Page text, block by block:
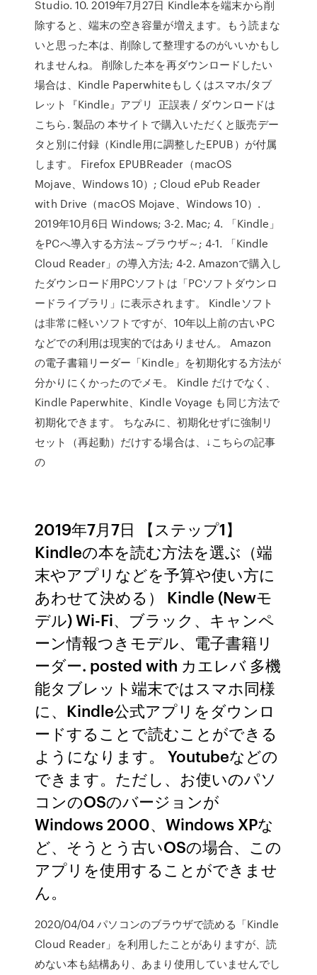
Studio. 10. 2019年7月27日 Kindle本を端末から削
除すると、端末の空き容量が増えます。もう読まな
いと思った本は、削除して整理するのがいいかもし
れませんね。 削除した本を再ダウンロードしたい
場合は、Kindle Paperwhiteもしくはスマホ/タブ
レット『Kindle』アプリ 正誤表 / ダウンロードは
こちら. 製品の 本サイトで購入いただくと販売デー
タと別に付録（Kindle用に調整したEPUB）が付属
します。 Firefox EPUBReader（macOS
Mojave、Windows 10）; Cloud ePub Reader
with Drive（macOS Mojave、Windows 10）.
2019年10月6日 Windows; 3-2. Mac; 4. 「Kindle」
をPCへ導入する方法～ブラウザ～; 4-1. 「Kindle
Cloud Reader」の導入方法; 4-2. Amazonで購入し
たダウンロード用PCソフトは「PCソフトダウンロ
ードライブラリ」に表示されます。 Kindleソフト
は非常に軽いソフトですが、10年以上前の古いPC
などでの利用は現実的ではありません。 Amazon
の電子書籍リーダー「Kindle」を初期化する方法が
分かりにくかったのでメモ。 Kindle だけでなく、
Kindle Paperwhite、Kindle Voyage も同じ方法で
初期化できます。 ちなみに、初期化せずに強制リ
セット（再起動）だけする場合は、↓こちらの記事
の
2019年7月7日 【ステップ1】
Kindleの本を読む方法を選ぶ（端
末やアプリなどを予算や使い方に
あわせて決める） Kindle (Newモ
デル) Wi-Fi、ブラック、キャンペ
ーン情報つきモデル、電子書籍リ
ーダー. posted with カエレバ 多機
能タブレット端末ではスマホ同様
に、Kindle公式アプリをダウンロ
ードすることで読むことができる
ようになります。 Youtubeなどの
できます。ただし、お使いのパソ
コンのOSのバージョンが
Windows 2000、Windows XPな
ど、そうとう古いOSの場合、この
アプリを使用することができませ
ん。
2020/04/04 パソコンのブラウザで読める「Kindle
Cloud Reader」を利用したことがありますが、読
めない本も結構あり、あまり使用していませんでし